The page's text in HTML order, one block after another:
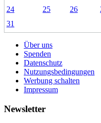
24
25 26
31
Über uns
Spenden
Datenschutz
Nutzungsbedingungen
Werbung schalten
Impressum
Newsletter